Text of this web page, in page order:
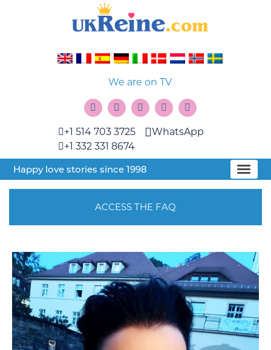
We are on TV
+1 514 703 3725
+1 332 331 8674
WhatsApp
Happy love stories since 1998
ACCESS THE FAQ